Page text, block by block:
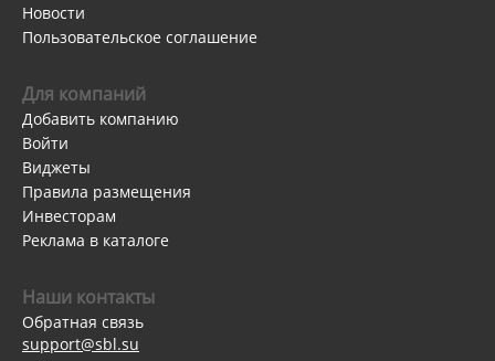
Новости
Пользовательское соглашение
Для компаний
Добавить компанию
Войти
Виджеты
Правила размещения
Инвесторам
Реклама в каталоге
Наши контакты
Обратная связь
support@sbl.su